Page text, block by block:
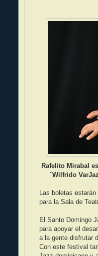
Rafelito Mirabal
¨Wilfrido
Las boletas
para la Sala de
El Santo Domingo
para apoyar el
a la gente disfrutar
Con este festival